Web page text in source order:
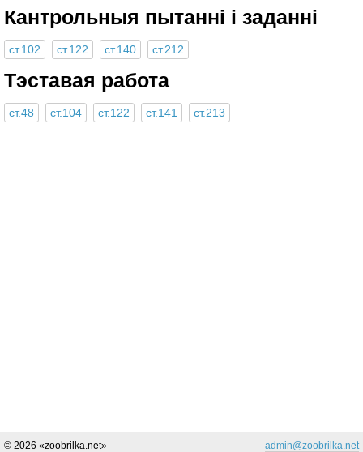
Кантрольныя пытанні і заданні
ст.102 ст.122 ст.140 ст.212
Тэставая работа
ст.48 ст.104 ст.122 ст.141 ст.213
© 2026 «zoobrilka.net» admin@zoobrilka.net